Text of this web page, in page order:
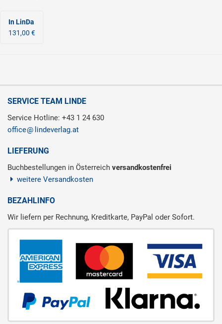
In LinDa
131,00 €
SERVICE TEAM LINDE
Service Hotline: +43 1 24 630
office
lindeverlag.at
LIEFERUNG
Buchbestellungen in Österreich versandkostenfrei
weitere Versandkosten
BEZAHLINFO
Wir liefern per Rechnung, Kreditkarte, PayPal oder Sofort.